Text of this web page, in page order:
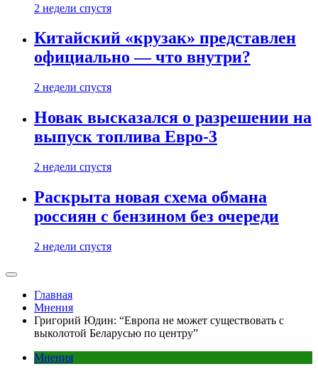
2 недели спустя
Китайский «крузак» представлен
официально — что внутри?
2 недели спустя
Новак высказался о разрешении на
выпуск топлива Евро-3
2 недели спустя
Раскрыта новая схема обмана
россиян с бензином без очереди
2 недели спустя
Главная
Мнения
Григорий Юдин: “Европа не может существовать с
выколотой Беларусью по центру”
Мнения